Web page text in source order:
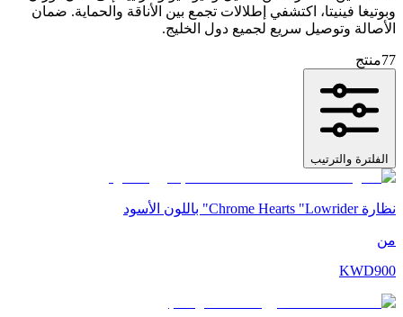
وبوتيغا فينيتا، اكتشفي إطلالات تجمع بين الأناقة والحماية. ضمان
الأصالة وتوصيل سريع لجميع دول الخليج.
77منتج
الفلترة والترتيب
نظارة Chrome Hearts "Lowrider" باللون الأسود
من
KWD900